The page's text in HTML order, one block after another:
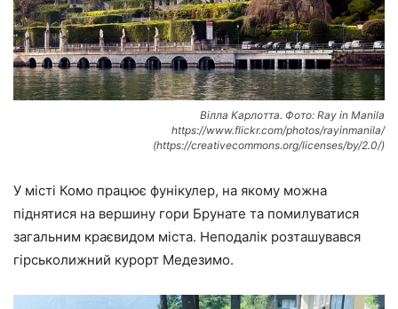
Вілла Карлотта. Фото: Ray in Manila
https://www.flickr.com/photos/rayinmanila/
(https://creativecommons.org/licenses/by/2.0/)
У місті Комо працює фунікулер, на якому можна
піднятися на вершину гори Брунате та помилуватися
загальним краєвидом міста. Неподалік розташувався
гірськолижний курорт Медезимо.